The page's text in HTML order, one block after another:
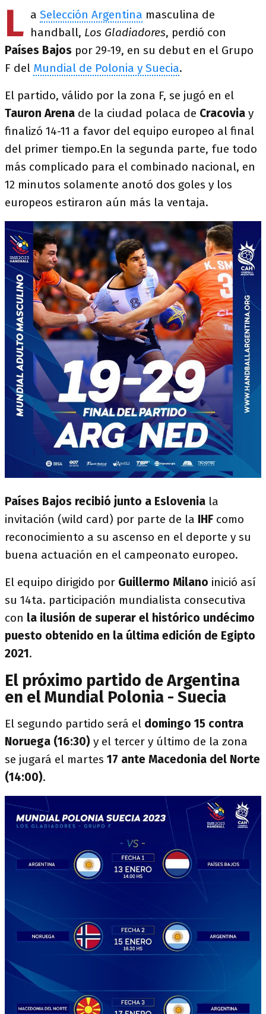
L a Selección Argentina masculina de
handball, Los Gladiadores, perdió con
Países Bajos por 29-19, en su debut en el Grupo
F del Mundial de Polonia y Suecia.
El partido, válido por la zona F, se jugó en el
Tauron Arena de la ciudad polaca de Cracovia y
finalizó 14-11 a favor del equipo europeo al final
del primer tiempo.En la segunda parte, fue todo
más complicado para el combinado nacional, en
12 minutos solamente anotó dos goles y los
europeos estiraron aún más la ventaja.
Países Bajos recibió junto a Eslovenia la
invitación (wild card) por parte de la IHF como
reconocimiento a su ascenso en el deporte y su
buena actuación en el campeonato europeo.
El equipo dirigido por Guillermo Milano inició así
su 14ta. participación mundialista consecutiva
con la ilusión de superar el histórico undécimo
puesto obtenido en la última edición de Egipto
2021.
El próximo partido de Argentina
en el Mundial Polonia - Suecia
El segundo partido será el domingo 15 contra
Noruega (16:30) y el tercer y último de la zona
se jugará el martes 17 ante Macedonia del Norte
(14:00).